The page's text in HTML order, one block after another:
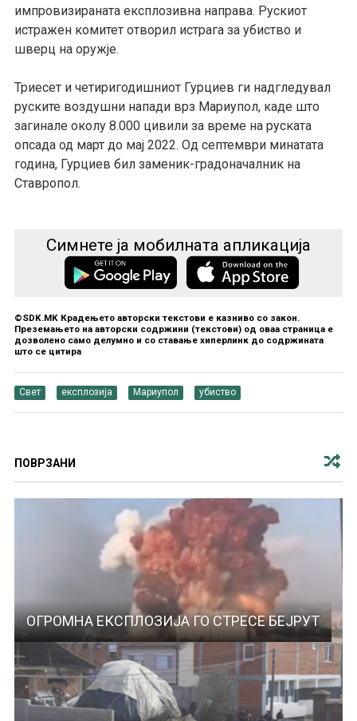
импровизираната експлозивна направа. Рускиот
истражен комитет отворил истрага за убиство и
шверц на оружје.
Триесет и четиригодишниот Гурциев ги надгледувал
руските воздушни напади врз Мариупол, каде што
загинале околу 8.000 цивили за време на руската
опсада од март до мај 2022. Од септември минатата
година, Гурциев бил заменик-градоначалник на
Ставропол.
Симнете ја мобилната апликација
©SDK.MK Крадењето авторски текстови е казниво со закон.
Преземањето на авторски содржини (текстови) од оваа страница е
дозволено само делумно и со ставање хиперлинк до содржината
што се цитира
Свет експлозија Мариупол убиство
ПОВРЗАНИ
ОГРОМНА ЕКСПЛОЗИЈА ГО СТРЕСЕ БЕЈРУТ